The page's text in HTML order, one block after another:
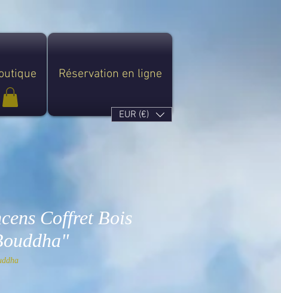
Réservation en ligne
EUR (€)
Coffret Bois